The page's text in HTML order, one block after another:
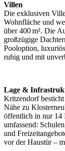
Villen
Die exklusiven
Wohnfläche und
über 400 m². Die
großzügige
Pooloption,
ruhig und mit
Lage &
Kritzendorf
Nähe zu
öffentlich in nur 14
umfassend:
und
vor der Haustür –